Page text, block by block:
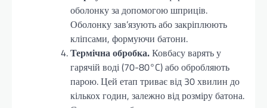
оболонку за допомогою шприців.
Оболонку зав’язують або закріплюють
кліпсами, формуючи батони.
Термічна обробка.Ковбасу варять у
гарячій воді (70-80°C) або обробляють
парою. Цей етап триває від 30 хвилин до
кількох годин, залежно від розміру батона.